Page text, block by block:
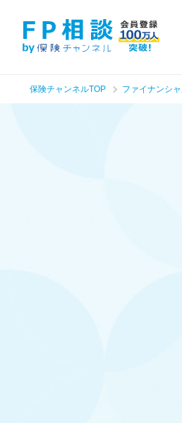
保険チャンネルTOP ファイナンシ